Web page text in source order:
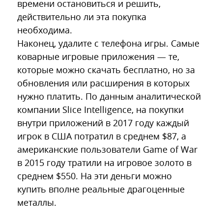
времени остановиться и решить,
действительно ли эта покупка
необходима.
Наконец, удалите с телефона игры. Самые
коварные игровые приложения — те,
которые можно скачать бесплатно, но за
обновления или расширения в которых
нужно платить. По данным аналитической
компании Slice Intelligence, на покупки
внутри приложений в 2017 году каждый
игрок в США потратил в среднем $87, а
американские пользователи Game of War
в 2015 году тратили на игровое золото в
среднем $550. На эти деньги можно
купить вполне реальные драгоценные
металлы.